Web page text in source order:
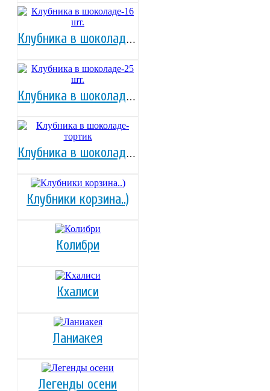
Клубника в шоколаде-16 шт.
Клубника в шоколаде-25 шт.
Клубника в шоколаде-тортик
Клубники корзина..)
Колибри
Кхалиси
Ланиакея
Легенды осени